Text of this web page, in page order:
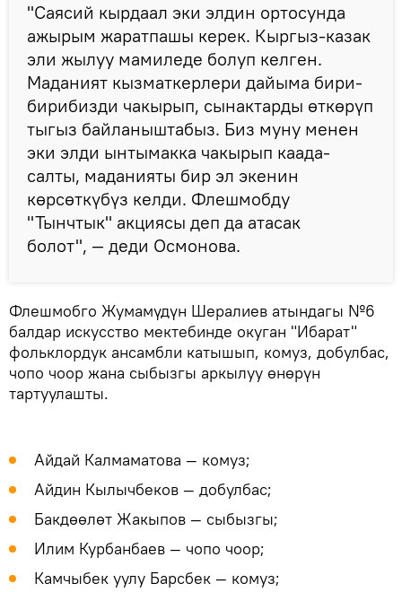
"Саясий кырдаал эки элдин ортосунда
ажырым жаратпашы керек. Кыргыз-казак
эли жылуу мамиледе болуп келген.
Маданият кызматкерлери дайыма бири-
бирибизди чакырып, сынактарды өткөрүп
тыгыз байланыштабыз. Биз муну менен
эки элди ынтымакка чакырып каада-
салты, маданияты бир эл экенин
көрсөткүбүз келди. Флешмобду
"Тынчтык" акциясы деп да атасак
болот", — деди Осмонова.
Флешмобго Жумамүдүн Шералиев атындагы №6
балдар искусство мектебинде окуган "Ибарат"
фольклордук ансамбли катышып, комуз, добулбас,
чопо чоор жана сыбызгы аркылуу өнөрүн
тартуулашты.
Айдай Калмаматова — комуз;
Айдин Кылычбеков — добулбас;
Бакдөөлөт Жакыпов — сыбызгы;
Илим Курбанбаев — чопо чоор;
Камчыбек уулу Барсбек — комуз;